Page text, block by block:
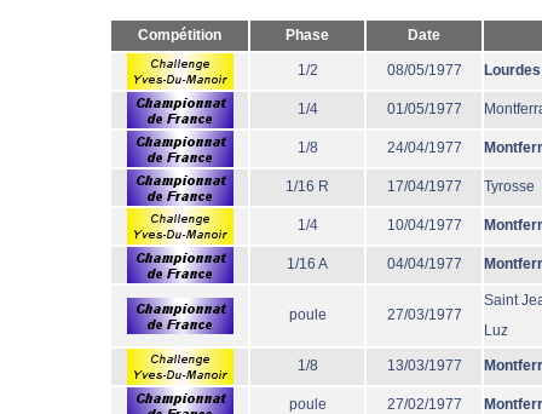
Compétition Phase Date
1/2 08/05/1977 Lourdes
1/4 01/05/1977
1/8 24/04/1977
1/16 R 17/04/1977 Tyrosse
1/4 10/04/1977
1/16 A 04/04/1977
poule 27/03/1977
Saint
Luz
1/8 13/03/1977
poule 27/02/1977